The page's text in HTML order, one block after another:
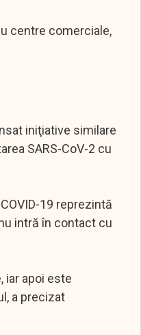
centre comerciale,
iniţiative similare
SARS-CoV-2 cu
19 reprezintă
intră în contact cu
iar apoi este
a precizat